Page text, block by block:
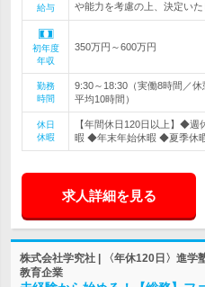
給与
や能力を考慮の上、決定い
初年度
年収
350万円～600万円
勤務
時間
9:30～18:30（実働8時間／
平均10時間）
休日
休暇
【年間休日120日以上】◆
暇 ◆年末年始休暇 ◆夏季休
求人詳細を見る
株式会社学究社 | 〈年休120日〉進学
教育企業